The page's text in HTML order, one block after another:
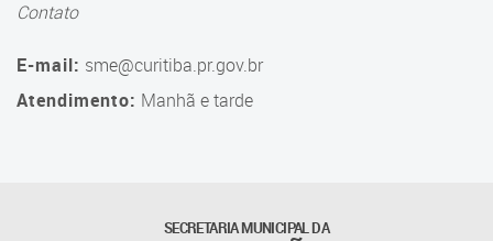
Tecnologia
Contato
E-mail: sme@curitiba.pr.gov.br
Atendimento: Manhã e tarde
SECRETARIA MUNICIPAL DA